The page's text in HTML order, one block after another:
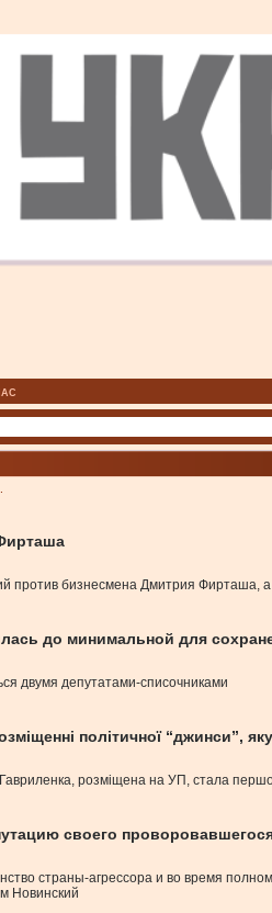
против бизнесмена Дмитрия Фирташа,
до минимальной для
двумя депутатами-списочниками
політичної “джинси”,
розміщена на УП, стала
своего
страны-агрессора и во время
Новинский